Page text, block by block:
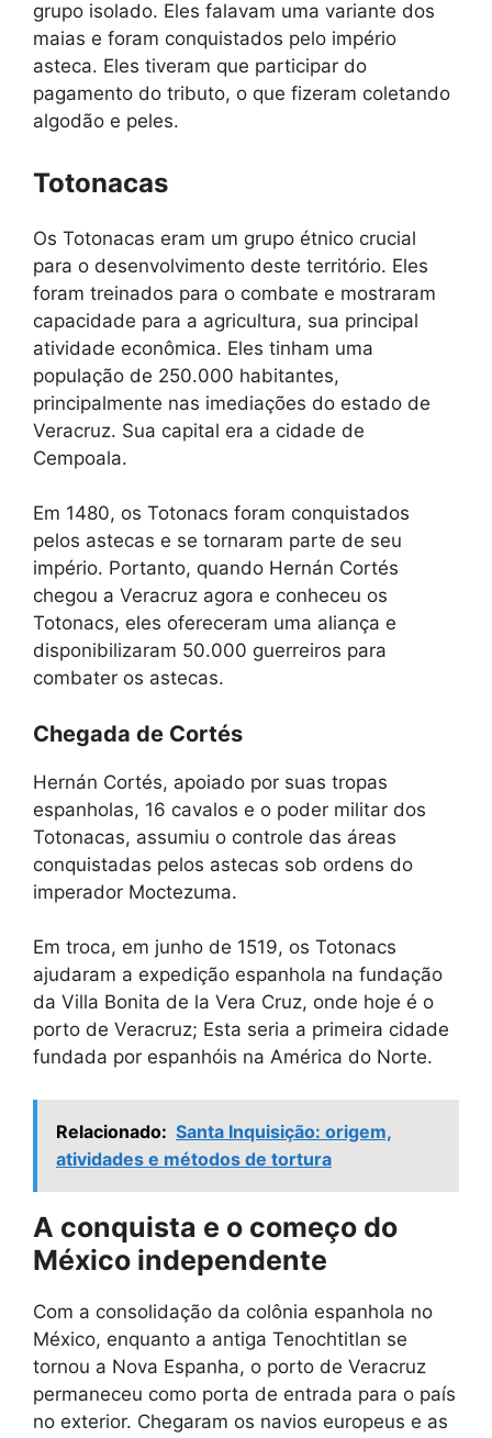
grupo isolado. Eles falavam uma variante dos
maias e foram conquistados pelo império
asteca. Eles tiveram que participar do
pagamento do tributo, o que fizeram coletando
algodão e peles.
Totonacas
Os Totonacas eram um grupo étnico crucial
para o desenvolvimento deste território. Eles
foram treinados para o combate e mostraram
capacidade para a agricultura, sua principal
atividade econômica. Eles tinham uma
população de 250.000 habitantes,
principalmente nas imediações do estado de
Veracruz. Sua capital era a cidade de
Cempoala.
Em 1480, os Totonacs foram conquistados
pelos astecas e se tornaram parte de seu
império. Portanto, quando Hernán Cortés
chegou a Veracruz agora e conheceu os
Totonacs, eles ofereceram uma aliança e
disponibilizaram 50.000 guerreiros para
combater os astecas.
Chegada de Cortés
Hernán Cortés, apoiado por suas tropas
espanholas, 16 cavalos e o poder militar dos
Totonacas, assumiu o controle das áreas
conquistadas pelos astecas sob ordens do
imperador Moctezuma.
Em troca, em junho de 1519, os Totonacs
ajudaram a expedição espanhola na fundação
da Villa Bonita de la Vera Cruz, onde hoje é o
porto de Veracruz; Esta seria a primeira cidade
fundada por espanhóis na América do Norte.
Relacionado: Santa Inquisição: origem,
atividades e métodos de tortura
A conquista e o começo do
México independente
Com a consolidação da colônia espanhola no
México, enquanto a antiga Tenochtitlan se
tornou a Nova Espanha, o porto de Veracruz
permaneceu como porta de entrada para o país
no exterior. Chegaram os navios europeus e as